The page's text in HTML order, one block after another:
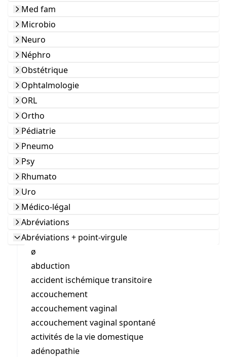
Med fam
Microbio
Neuro
Néphro
Obstétrique
Ophtalmologie
ORL
Ortho
Pédiatrie
Pneumo
Psy
Rhumato
Uro
Médico-légal
Abréviations
Abréviations + point-virgule
ø
abduction
accident ischémique transitoire
accouchement
accouchement vaginal
accouchement vaginal spontané
activités de la vie domestique
adénopathie